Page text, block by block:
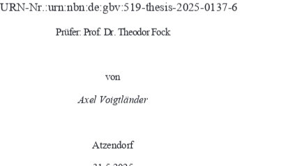
URN-Nr.:urn:nbn:de:gbv:519-thesis-2025-0137-6
Prüfer: Prof. Dr. Theodor Fock
von
Axel Voigtländer
Atzendorf